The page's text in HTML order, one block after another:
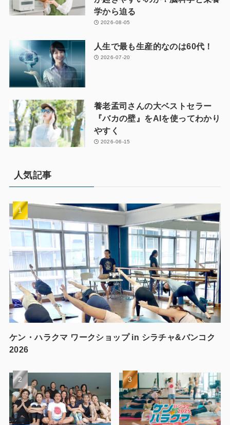
学から迫る
2026-08-05
人生で最も生産的なのは60代！
2026-07-20
養老孟司さんの大ベストセラー
『バカの壁』をAIを使ってわかり
やすく
2026-06-15
人気記事
ケン・ハラクマ ワークショップ in シラチャ&バンコク
2026